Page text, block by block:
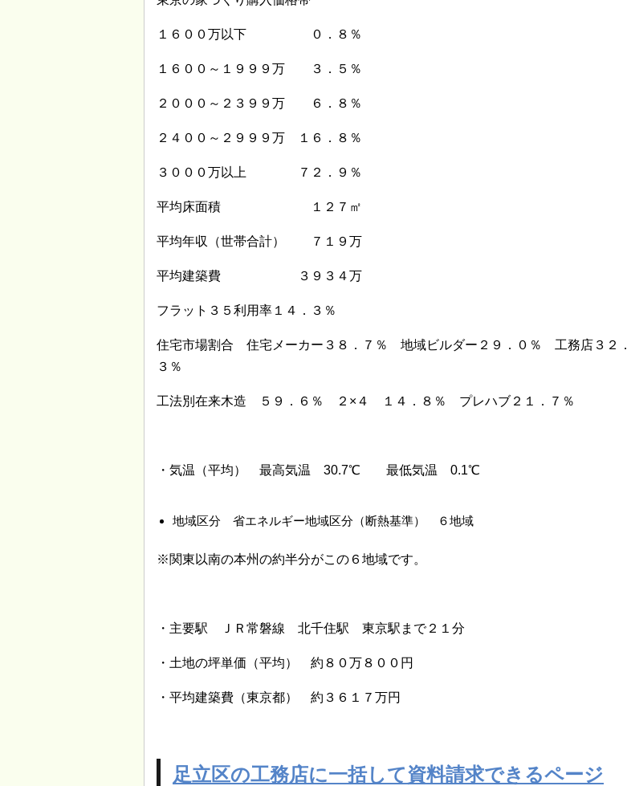
１６００万以下 ０．８％
１６００～１９９９万 ３．５％
２０００～２３９９万 ６．８％
２４００～２９９９万 １６．８％
３０００万以上 ７２．９％
平均床面積 １２７㎡
平均年収（世帯合計） ７１９万
平均建築費 ３９３４万
フラット３５利用率１４．３％
住宅市場割合 住宅メーカー３８．７％ 地域ビルダー２９．０％ 工務店３２．
３％
工法別在来木造 ５９．６％ ２×４ １４．８％ プレハブ２１．７％
・気温（平均） 最高気温 30.7℃ 最低気温 0.1℃
地域区分 省エネルギー地域区分（断熱基準） ６地域
※関東以南の本州の約半分がこの６地域です。
・主要駅 ＪＲ常磐線 北千住駅 東京駅まで２１分
・土地の坪単価（平均） 約８０万８００円
・平均建築費（東京都） 約３６１７万円
足立区の工務店に一括して資料請求できるページ